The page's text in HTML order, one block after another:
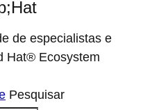
de especialistas e
Hat® Ecosystem
Pesquisar